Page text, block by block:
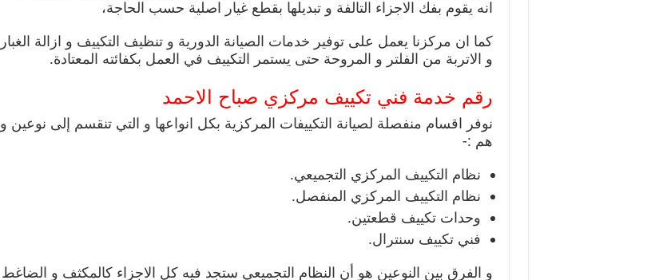
انه يقوم بفك الاجزاء التالفة و تبديلها بقطع غيار اصلية حسب الحاجة،
كما ان مركزنا يعمل على توفير خدمات الصيانة الدورية و تنظيف التكييف و ازالة الغبار
و الاتربة من الفلتر و المروحة حتى يستمر التكييف في العمل بكفائته المعتادة.
رقم خدمة فني تكييف مركزي صباح الاحمد
نوفر اقسام منفصلة لصيانة التكييفات المركزية بكل انواعها و التي تنقسم إلى نوعين و
هم :-
نظام التكييف المركزي التجميعي.
نظام التكييف المركزي المنفصل.
وحدات تكييف قطعتين.
فني تكييف سنترال.
و الفرق بين النوعين هو أن النظام التجميعي ستجد فيه كل الاجزاء كالمكثف و الضاغط